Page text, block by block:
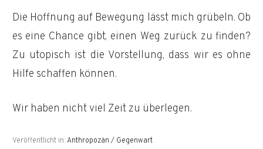
Die Hoffnung auf Bewegung lässt mich grübeln. Ob
es eine Chance gibt, einen Weg zurück zu finden?
Zu utopisch ist die Vorstellung, dass wir es ohne
Hilfe schaffen können.
Wir haben nicht viel Zeit zu überlegen.
Veröffentlicht in:Anthropozän / Gegenwart